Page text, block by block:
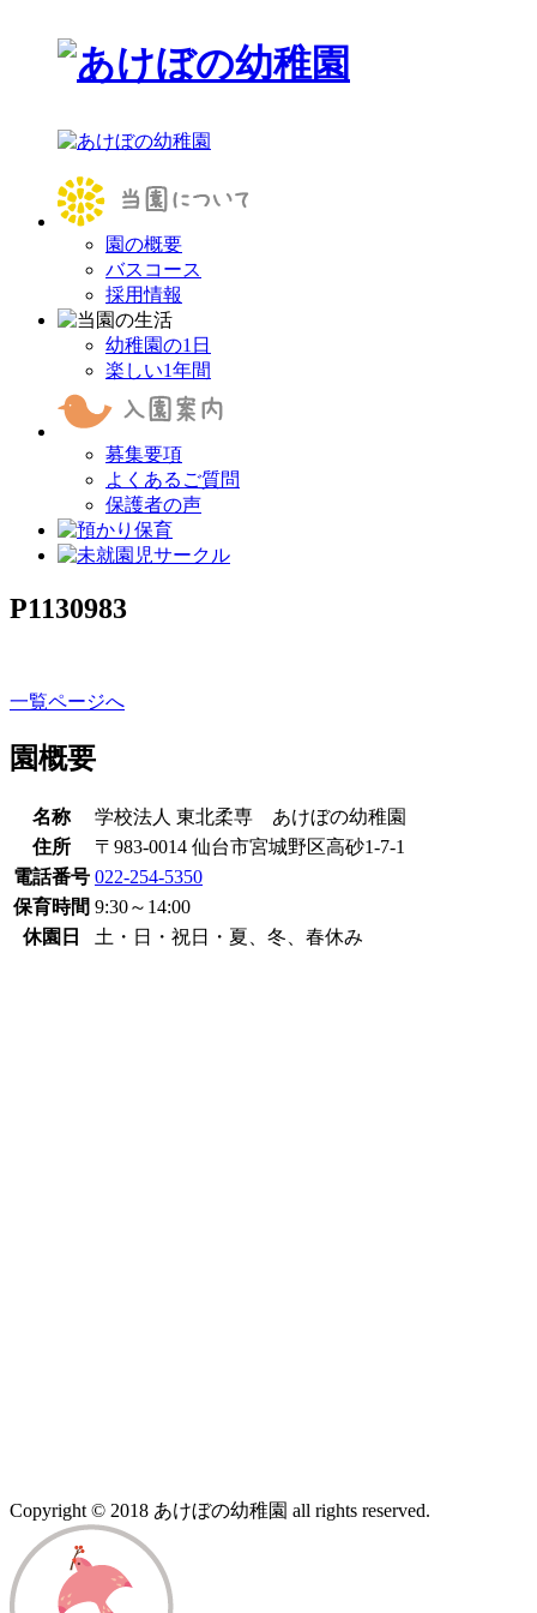
園の概要
バスコース
採用情報
幼稚園の1日
楽しい1年間
募集要項
よくあるご質問
保護者の声
P1130983
一覧ページへ
園概要
名称
学校法人 東北柔専 あけぼの幼稚園
住所
〒983-0014 仙台市宮城野区高砂1-7-1
電話番号 022-254-5350
保育時間 9:30～14:00
休園日
土・日・祝日・夏、冬、春休み
Copyright © 2018 あけぼの幼稚園 all rights reserved.